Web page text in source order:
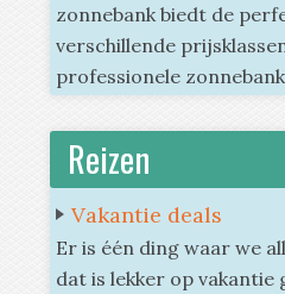
zonnebank biedt de
verschillende
professionele
Reizen
Vakantie deals
Er is één ding waar we
dat is lekker op vakantie